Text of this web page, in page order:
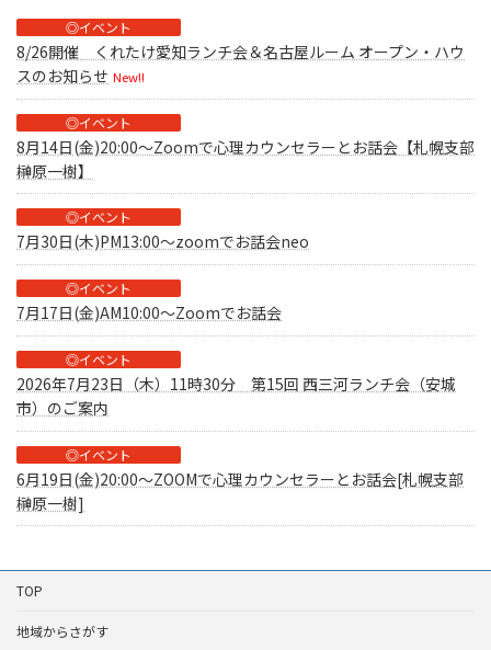
◎イベント
8/26開催 くれたけ愛知ランチ会＆名古屋ルーム オープン・ハウ
スのお知らせ New!!
◎イベント
8月14日(金)20:00～Zoomで心理カウンセラーとお話会【札幌支部
榊原一樹】
◎イベント
7月30日(木)PM13:00～zoomでお話会neo
◎イベント
7月17日(金)AM10:00～Zoomでお話会
◎イベント
2026年7月23日（木）11時30分 第15回 西三河ランチ会（安城
市）のご案内
◎イベント
6月19日(金)20:00～ZOOMで心理カウンセラーとお話会[札幌支部
榊原一樹]
TOP
地域からさがす